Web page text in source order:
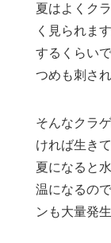
夏はよくク
く見られま
するくらい
つめも刺さ
そんなクラ
ければ生き
夏になると
温になるの
ンも大量発